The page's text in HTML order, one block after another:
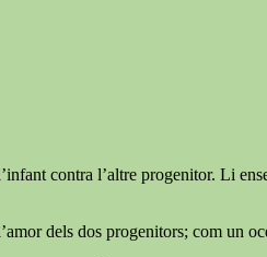
contra l’altre progenitor. Li
dels dos progenitors; com un